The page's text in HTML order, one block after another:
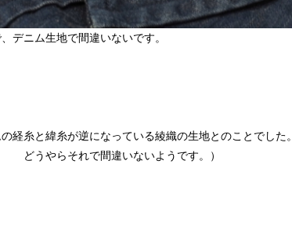
デニム生地で間違いないです。
経糸と緯糸が逆になっている綾織の生地とのことでした。
どうやらそれで間違いないようです。）